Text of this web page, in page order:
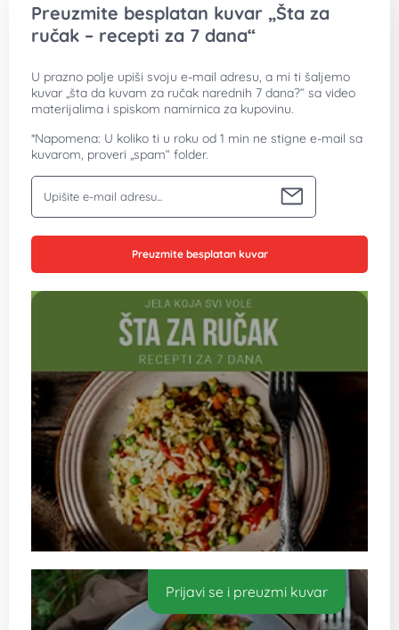
Preuzmite besplatan kuvar „Šta za
ručak – recepti za 7 dana“
U prazno polje upiši svoju e-mail adresu, a mi ti šaljemo
kuvar „šta da kuvam za ručak narednih 7 dana?“ sa video
materijalima i spiskom namirnica za kupovinu.
*Napomena: U koliko ti u roku od 1 min ne stigne e-mail sa
kuvarom, proveri „spam“ folder.
Preuzmite besplatan kuvar
Prijavi se i preuzmi kuvar